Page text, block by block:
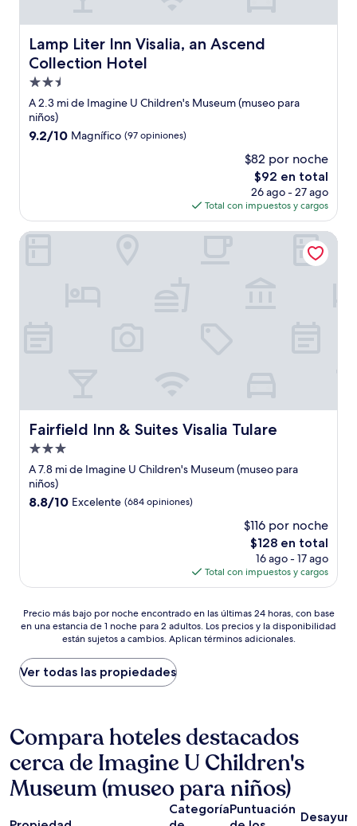
Lamp Liter Inn Visalia, an Ascend
Collection Hotel
Lamp Liter Inn Visalia, an Ascend Collection Hotel
Propiedad
de
2.5
estrellas
A 2.3 mi de Imagine U Children's Museum (museo para
niños)
9.2
9.2/10 Magnífico (97 opiniones)
$82 por noche
El
precio
actual
es
de
$92 en total
26 ago - 27 ago
Total con impuestos y cargos
Fairfield Inn & Suites Visalia Tulare
Fairfield Inn & Suites Visalia Tulare
Propiedad
de
3.0
estrellas
A 7.8 mi de Imagine U Children's Museum (museo para
niños)
8.8
8.8/10 Excelente (684 opiniones)
$116 por noche
El
precio
actual
es
$128
$128 en total
16 ago - 17 ago
Total con impuestos y cargos
Fairfield Inn & Suites Visalia Tulare
Precio
más
por
noche
encontrado
últimas
24
horas,
con
base
en
Precio más bajo por noche encontrado en las últimas 24 horas, con base
en una estancia de 1 noche para 2 adultos. Los precios y la disponibilidad
están sujetos a cambios. Aplican términos adicionales.
Ver todas las propiedades
Compara hoteles destacados
cerca de Imagine U Children's
Museum (museo para niños)
CategoríaPuntuación